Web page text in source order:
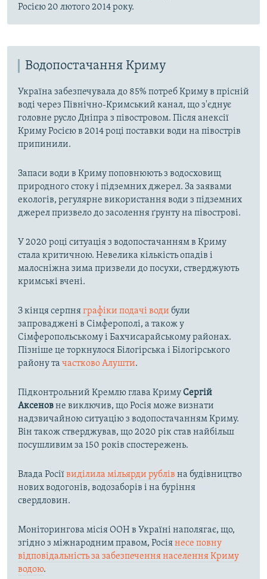
Росією 20 лютого 2014 року.
Водопостачання Криму
Україна забезпечувала до 85% потреб Криму в прісній
воді через Північно-Кримський канал, що з'єднує
головне русло Дніпра з півостровом. Після анексії
Криму Росією в 2014 році поставки води на півострів
припинили.
Запаси води в Криму поповнюють з водосховищ
природного стоку і підземних джерел. За заявами
екологів, регулярне використання води з підземних
джерел призвело до засолення ґрунту на півострові.
У 2020 році ситуація з водопостачанням в Криму
стала критичною. Невелика кількість опадів і
малосніжна зима призвели до посухи, стверджують
кримські вчені.
З кінця серпняграфіки подачі води були
запроваджені в Сімферополі, а також у
Сімферопольському і Бахчисарайському районах.
Пізніше це торкнулося Білогірська і Білогірського
району та частково Алушти.
Підконтрольний Кремлю глава КримуСергій
Аксеновне виключив, що Росія може визнати
надзвичайною ситуацію з водопостачанням Криму.
Він також стверджував, що 2020 рік став найбільш
посушливим за 150 років спостережень.
Влада Росіївиділила мільярди рублів на будівництво
нових водогонів, водозаборів і на буріння
свердловин.
Моніторингова місія ООН в Україні наполягає, що,
згідно з міжнародним правом, Росіянесе повну
відповідальність за забезпечення населення Криму
водою.